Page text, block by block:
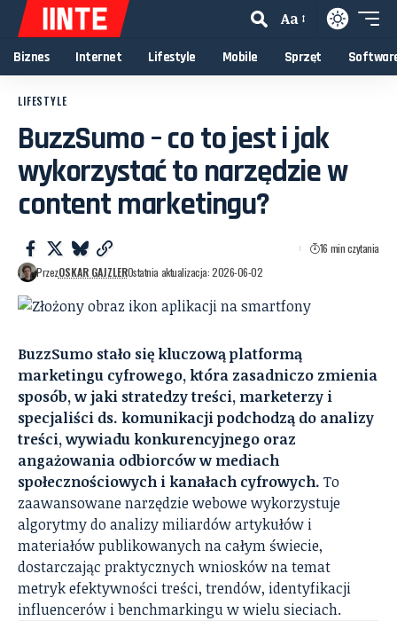
Aa
Biznes Internet Lifestyle Mobile Sprzęt
LIFESTYLE
BuzzSumo – co to jest i jak
wykorzystać to narzędzie w
content marketingu?
PrzezOSKAR GAJZLEROstatnia aktualizacja: 2026-06-02
16 min czytania
BuzzSumo stało się kluczową platformą
marketingu cyfrowego, która zasadniczo zmienia
sposób, w jaki stratedzy treści, marketerzy i
specjaliści ds. komunikacji podchodzą do analizy
treści, wywiadu konkurencyjnego oraz
angażowania odbiorców w mediach
społecznościowych i kanałach cyfrowych. To
zaawansowane narzędzie webowe wykorzystuje
algorytmy do analizy miliardów artykułów i
materiałów publikowanych na całym świecie,
dostarczając praktycznych wniosków na temat
metryk efektywności treści, trendów, identyfikacji
influencerów i benchmarkingu w wielu sieciach.